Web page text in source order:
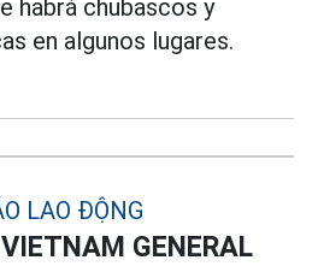
habrá chubascos y
en algunos lugares.
GENERAL